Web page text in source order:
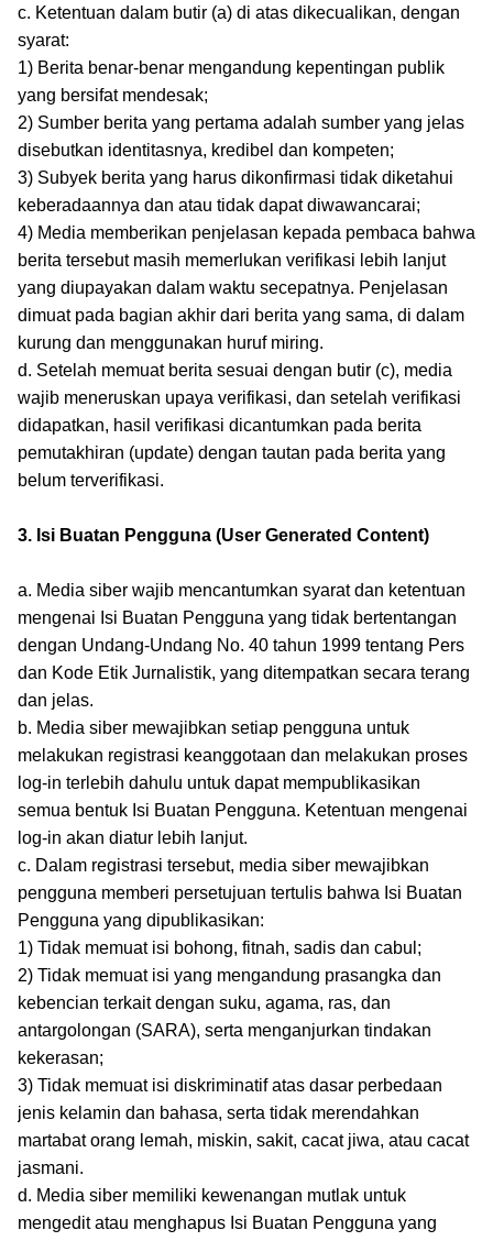
c. Ketentuan dalam butir (a) di atas dikecualikan, dengan
syarat:
1) Berita benar-benar mengandung kepentingan publik
yang bersifat mendesak;
2) Sumber berita yang pertama adalah sumber yang jelas
disebutkan identitasnya, kredibel dan kompeten;
3) Subyek berita yang harus dikonfirmasi tidak diketahui
keberadaannya dan atau tidak dapat diwawancarai;
4) Media memberikan penjelasan kepada pembaca bahwa
berita tersebut masih memerlukan verifikasi lebih lanjut
yang diupayakan dalam waktu secepatnya. Penjelasan
dimuat pada bagian akhir dari berita yang sama, di dalam
kurung dan menggunakan huruf miring.
d. Setelah memuat berita sesuai dengan butir (c), media
wajib meneruskan upaya verifikasi, dan setelah verifikasi
didapatkan, hasil verifikasi dicantumkan pada berita
pemutakhiran (update) dengan tautan pada berita yang
belum terverifikasi.
3. Isi Buatan Pengguna (User Generated Content)
a. Media siber wajib mencantumkan syarat dan ketentuan
mengenai Isi Buatan Pengguna yang tidak bertentangan
dengan Undang-Undang No. 40 tahun 1999 tentang Pers
dan Kode Etik Jurnalistik, yang ditempatkan secara terang
dan jelas.
b. Media siber mewajibkan setiap pengguna untuk
melakukan registrasi keanggotaan dan melakukan proses
log-in terlebih dahulu untuk dapat mempublikasikan
semua bentuk Isi Buatan Pengguna. Ketentuan mengenai
log-in akan diatur lebih lanjut.
c. Dalam registrasi tersebut, media siber mewajibkan
pengguna memberi persetujuan tertulis bahwa Isi Buatan
Pengguna yang dipublikasikan:
1) Tidak memuat isi bohong, fitnah, sadis dan cabul;
2) Tidak memuat isi yang mengandung prasangka dan
kebencian terkait dengan suku, agama, ras, dan
antargolongan (SARA), serta menganjurkan tindakan
kekerasan;
3) Tidak memuat isi diskriminatif atas dasar perbedaan
jenis kelamin dan bahasa, serta tidak merendahkan
martabat orang lemah, miskin, sakit, cacat jiwa, atau cacat
jasmani.
d. Media siber memiliki kewenangan mutlak untuk
mengedit atau menghapus Isi Buatan Pengguna yang